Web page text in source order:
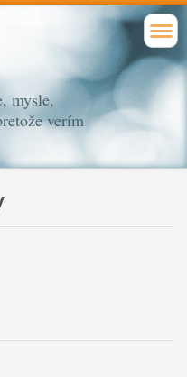
mysle,
verím